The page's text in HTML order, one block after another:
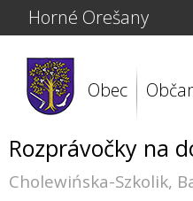
Horné Orešany
Obec
Rozprávočky na
Cholewińska-Szkolik,